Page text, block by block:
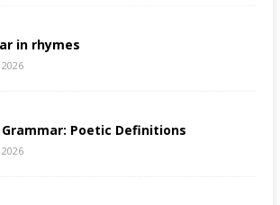
in rhymes
Grammar: Poetic Definitions